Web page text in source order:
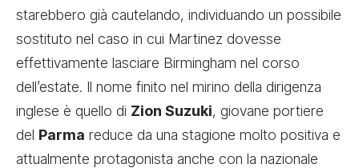
starebbero già cautelando, individuando un possibile
sostituto nel caso in cui Martinez dovesse
effettivamente lasciare Birmingham nel corso
dell’estate. Il nome finito nel mirino della dirigenza
inglese è quello di Zion Suzuki, giovane portiere
del Parma reduce da una stagione molto positiva e
attualmente protagonista anche con la nazionale